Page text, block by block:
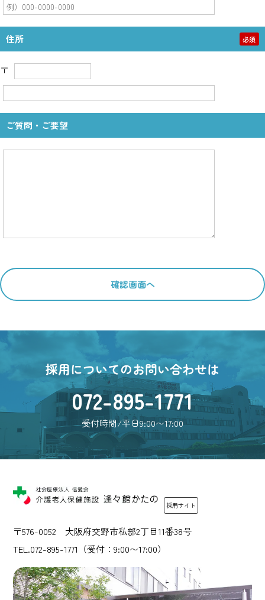
住所 必須
〒
ご質問・ご要望
採用についてのお問い合わせは
072-895-1771
受付時間/平日9:00〜17:00
採用サイト
〒576-0052 大阪府交野市私部2丁目11番38号
TEL.072-895-1771（受付：9:00〜17:00）